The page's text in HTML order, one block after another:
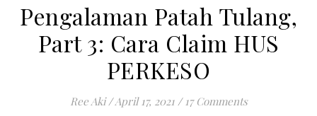
Pengalaman Patah Tulang,
Part 3: Cara Claim HUS
PERKESO
Ree Aki /April 17, 2021 / 17 Comments